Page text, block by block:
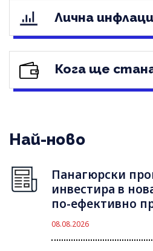
Лична
Кога ще
Най-ново
Панагюрски
инвестира в
по-ефективно
08.08.2026